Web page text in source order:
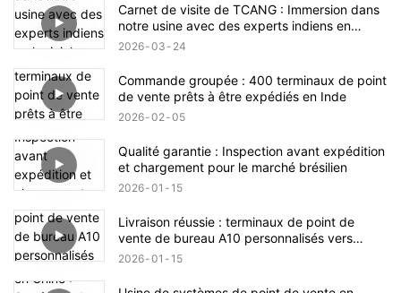
Carnet de visite de TCANG : Immersion dans
notre usine avec des experts indiens en
logiciels pour l’intégration de systèmes de
2026 03 24
Commande groupée : 400 terminaux de point
de vente prêts à être expédiés en Inde
2026 02 05
Qualité garantie : Inspection avant expédition
et chargement pour le marché brésilien
2026 01 15
Livraison réussie : terminaux de point de
vente de bureau A10 personnalisés vers
l'Arabie saoudite
2026 01 15